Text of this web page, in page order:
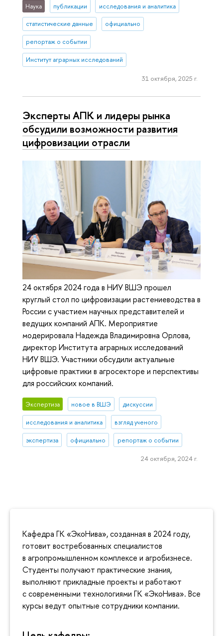
Кафедра ГК «ЭкоНива», созданная в 2024 году,
готовит востребованных специалистов
в агропромышленном комплексе и агробизнесе.
Студенты получают практические знания,
выполняют прикладные проекты и работают
с современными технологиями ГК «ЭкоНива». Все
курсы ведут опытные сотрудники компании.
Наука публикации исследования и аналитика
статистические данные официально
репортаж о событии
Институт аграрных исследований
31 октября, 2025 г.
Эксперты АПК и лидеры рынка
обсудили возможности развития
цифровизации отрасли
24 октября 2024 года в НИУ ВШЭ прошел
круглый стол по цифровизации растениеводства в
России с участием научных представителей и
ведущих компаний АПК. Мероприятие
модерировала Надежда Владимировна Орлова,
директор Института аграрных исследований
НИУ ВШЭ. Участники обсудили актуальные
цифровые практики в агросекторе и перспективы
для российских компаний.
Экспертиза новое в ВШЭ дискуссии
исследования и аналитика взгляд ученого
экспертиза официально репортаж о событии
24 октября, 2024 г.